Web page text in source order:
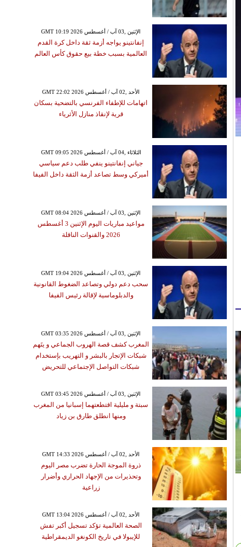
GMT 10:19 2026 الإثنين ,03 آب / أغسطس
إنفانتينو يواجه أزمة ثقة داخل كرة القدم
العالمية بسبب خطة بيع حقوق كأس العالم
GMT 22:02 2026 الأحد ,02 آب / أغسطس
اتهامات للإطفاء الفرنسي بالتضحية بسكان
قرية لإنقاذ منازل الأثرياء
GMT 09:05 2026 الثلاثاء ,04 آب / أغسطس
جياني إنفانتينو ينفي طلب دعم سياسي
أميركي وسط تصاعد أزمة الثقة داخل الفيفا
GMT 08:04 2026 الإثنين ,03 آب / أغسطس
مواعيد مباريات اليوم الإثنين 3 أغسطس
2026 والقنوات الناقلة
GMT 19:04 2026 الإثنين ,03 آب / أغسطس
سحب دعم دولي وتصاعد الضغوط القانونية
والدبلوماسية لإقالة رئيس الفيفا
GMT 03:35 2026 الإثنين ,03 آب / أغسطس
المغرب كشف قصة الهروب الجماعي و يتَهم
شبكات الإتجار بالبشر و التهريب بإستخدام
شبكات التواصل الإجتماعي للتحريض
GMT 03:45 2026 الإثنين ,03 آب / أغسطس
سبتة و مليلية اقتطعتهما إسبانيا من المغرب
ومنها انطلق طارق بن زياد
GMT 14:33 2026 الأحد ,02 آب / أغسطس
ذروة الموجة الحارة تضرب مصر اليوم
وتحذيرات من الإجهاد الحراري وأضرار
زراعية
GMT 13:04 2026 الأحد ,02 آب / أغسطس
الصحة العالمية تؤكد تسجيل أكبر تفش
للإيبولا في تاريخ الكونغو الديمقراطية